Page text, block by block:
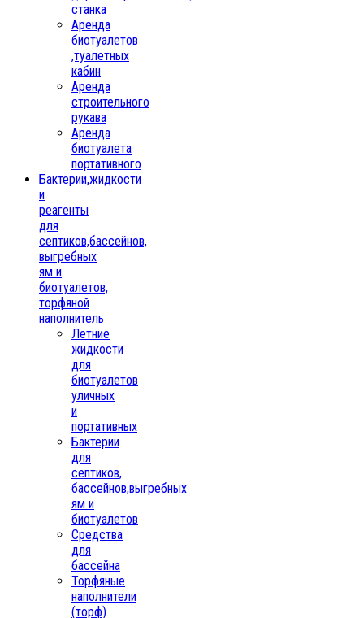
станка
Аренда
биотуалетов
,туалетных
кабин
Аренда
строительного
рукава
Аренда
биотуалета
портативного
Бактерии,жидкости
и
реагенты
для
септиков,бассейнов,
выгребных
ям и
биотуалетов,
торфяной
наполнитель
Летние
жидкости
для
биотуалетов
уличных
и
портативных
Бактерии
для
септиков,
бассейнов,выгребных
ям и
биотуалетов
Средства
для
бассейна
Торфяные
наполнители
(торф)